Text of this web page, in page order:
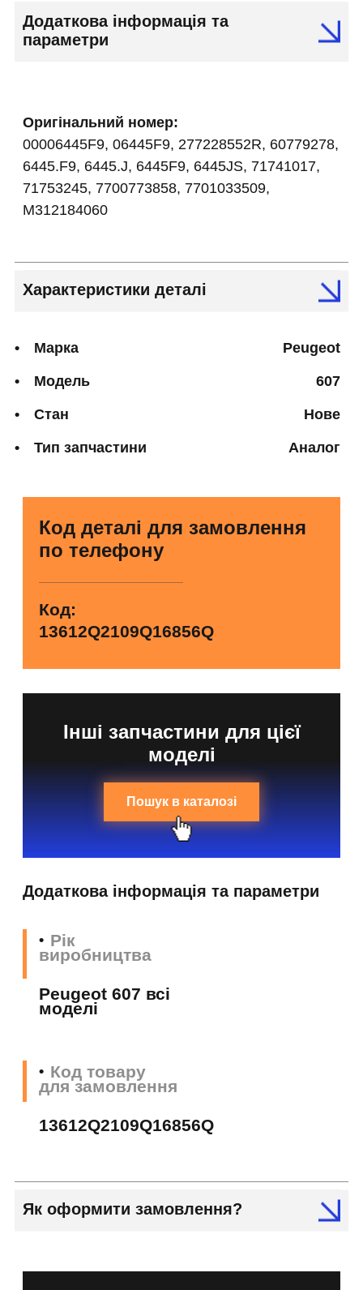
Додаткова інформація та
параметри
Оригінальний номер:
00006445F9, 06445F9, 277228552R, 60779278,
6445.F9, 6445.J, 6445F9, 6445JS, 71741017,
71753245, 7700773858, 7701033509,
M312184060
Характеристики деталі
Марка Peugeot
Модель 607
Стан Нове
Тип запчастини Аналог
Код деталі для замовлення
по телефону
Код:
13612Q2109Q16856Q
Інші запчастини для цієї
моделі
Пошук в каталозі
Додаткова інформація та параметри
Рік
виробництва
Peugeot 607 всі
моделі
Код товару
для замовлення
13612Q2109Q16856Q
Як оформити замовлення?